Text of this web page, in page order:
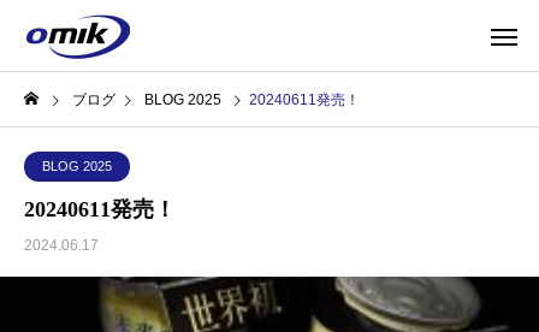
ブログ BLOG 2025 20240611発売！
BLOG 2025
20240611発売！
2024.06.17